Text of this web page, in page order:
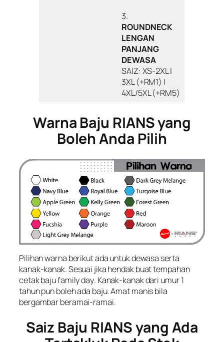
3.
ROUNDNECK
LENGAN
PANJANG
DEWASA
SAIZ: XS-2XL |
3XL (+RM1) |
4XL/5XL (+RM5)
Warna Baju RIANS yang
Boleh Anda Pilih
Pilihan warna berikut ada untuk dewasa serta
kanak-kanak. Sesuai jika hendak buat tempahan
cetak bajufamily day. Kanak-kanak dari umur 1
tahun pun boleh ada baju. Amat manis bila
bergambar beramai-ramai.
Saiz Baju RIANS yang Ada